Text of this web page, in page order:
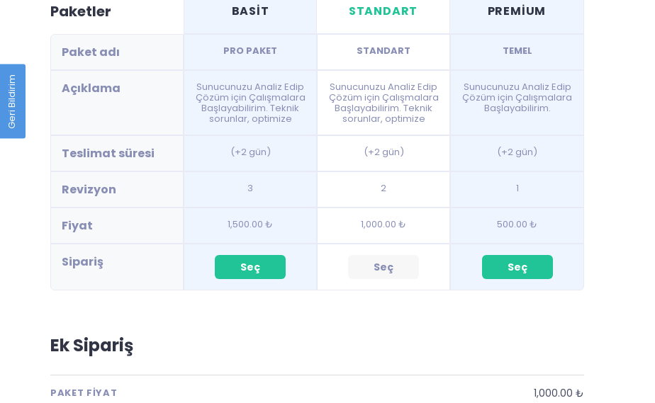
Paketler BASİT STANDART PREMİUM
Paket adı PRO PAKET STANDART TEMEL
Açıklama Sunucunuzu Analiz Edip
Çözüm için Çalışmalara
Başlayabilirim. Teknik
sorunlar, optimize
Sunucunuzu Analiz Edip
Çözüm için Çalışmalara
Başlayabilirim. Teknik
sorunlar, optimize
Sunucunuzu Analiz Edip
Çözüm için Çalışmalara
Başlayabilirim.
Teslimat süresi (+2 gün) (+2 gün) (+2 gün)
Revizyon 3 2 1
Fiyat 1,500.00 ₺ 1,000.00 ₺ 500.00 ₺
Sipariş Seç Seç Seç
Ek Sipariş
PAKET FIYAT 1,000.00 ₺
Geri Bildirim